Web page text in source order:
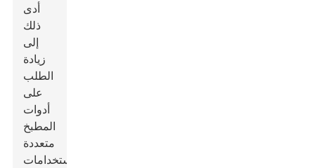
أدى
ذلك
إلى
زيادة
الطلب
على
أدوات
المطبخ
متعددة
الاستخدامات